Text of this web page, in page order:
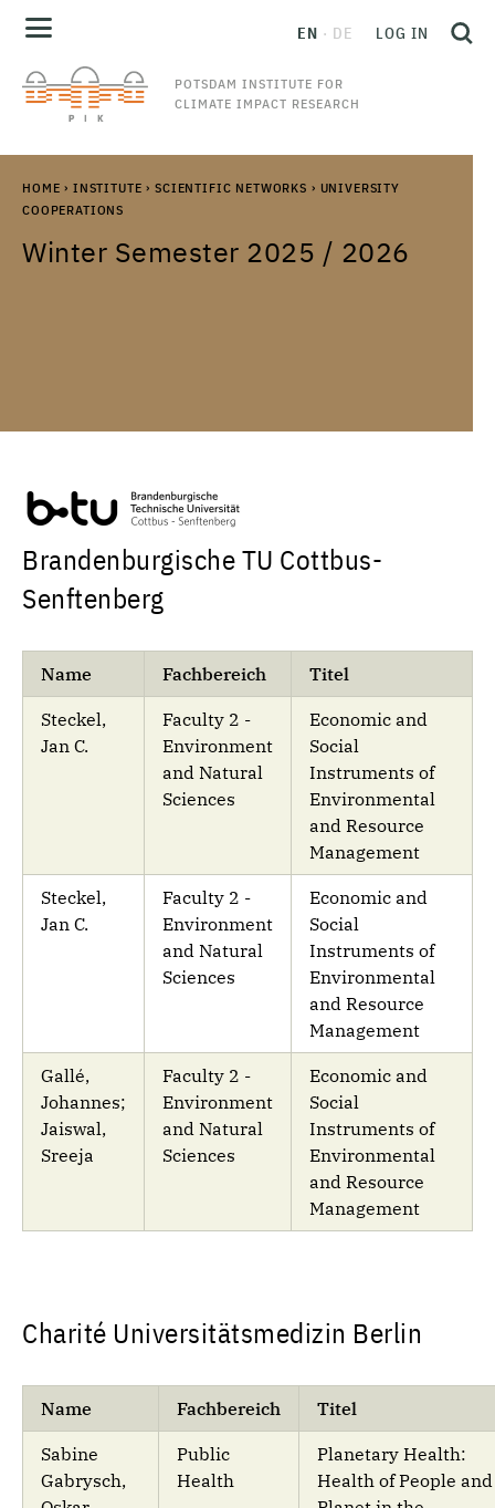
POTSDAM INSTITUTE FOR
CLIMATE IMPACT RESEARCH
EN DE LOG IN
HOME › INSTITUTE › SCIENTIFIC NETWORKS › UNIVERSITY
COOPERATIONS
Winter Semester 2025 / 2026
Brandenburgische TU Cottbus-
Senftenberg
Name Fachbereich Titel
Steckel,
Jan C.
Faculty 2 -
Environment
and Natural
Sciences
Economic and
Social
Instruments of
Environmental
and Resource
Management
Steckel,
Jan C.
Faculty 2 -
Environment
and Natural
Sciences
Economic and
Social
Instruments of
Environmental
and Resource
Management
Gallé,
Johannes;
Jaiswal,
Sreeja
Faculty 2 -
Environment
and Natural
Sciences
Economic and
Social
Instruments of
Environmental
and Resource
Management
Charité Universitätsmedizin Berlin
Name Fachbereich Titel
Sabine
Gabrysch,
Public
Health
Planetary Health:
Health of People and